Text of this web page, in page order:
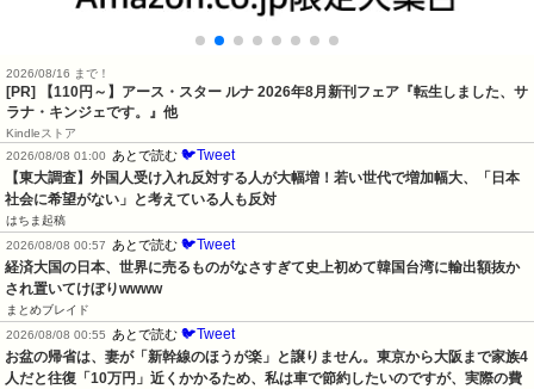
2026/08/16 まで！
[PR] 【110円～】アース・スター ルナ 2026年8月新刊フェア『転生しました、サ
ラナ・キンジェです。』他
Kindleストア
2026/08/08 01:00
あとで読む 🐦Tweet
【東大調査】外国人受け入れ反対する人が大幅増！若い世代で増加幅大、「日本
社会に希望がない」と考えている人も反対
はちま起稿
2026/08/08 00:57
あとで読む 🐦Tweet
経済大国の日本、世界に売るものがなさすぎて史上初めて韓国台湾に輸出額抜か
され置いてけぼりwwww
まとめブレイド
2026/08/08 00:55
あとで読む 🐦Tweet
お盆の帰省は、妻が「新幹線のほうが楽」と譲りません。東京から大阪まで家族4
人だと往復「10万円」近くかかるため、私は車で節約したいのですが、実際の費